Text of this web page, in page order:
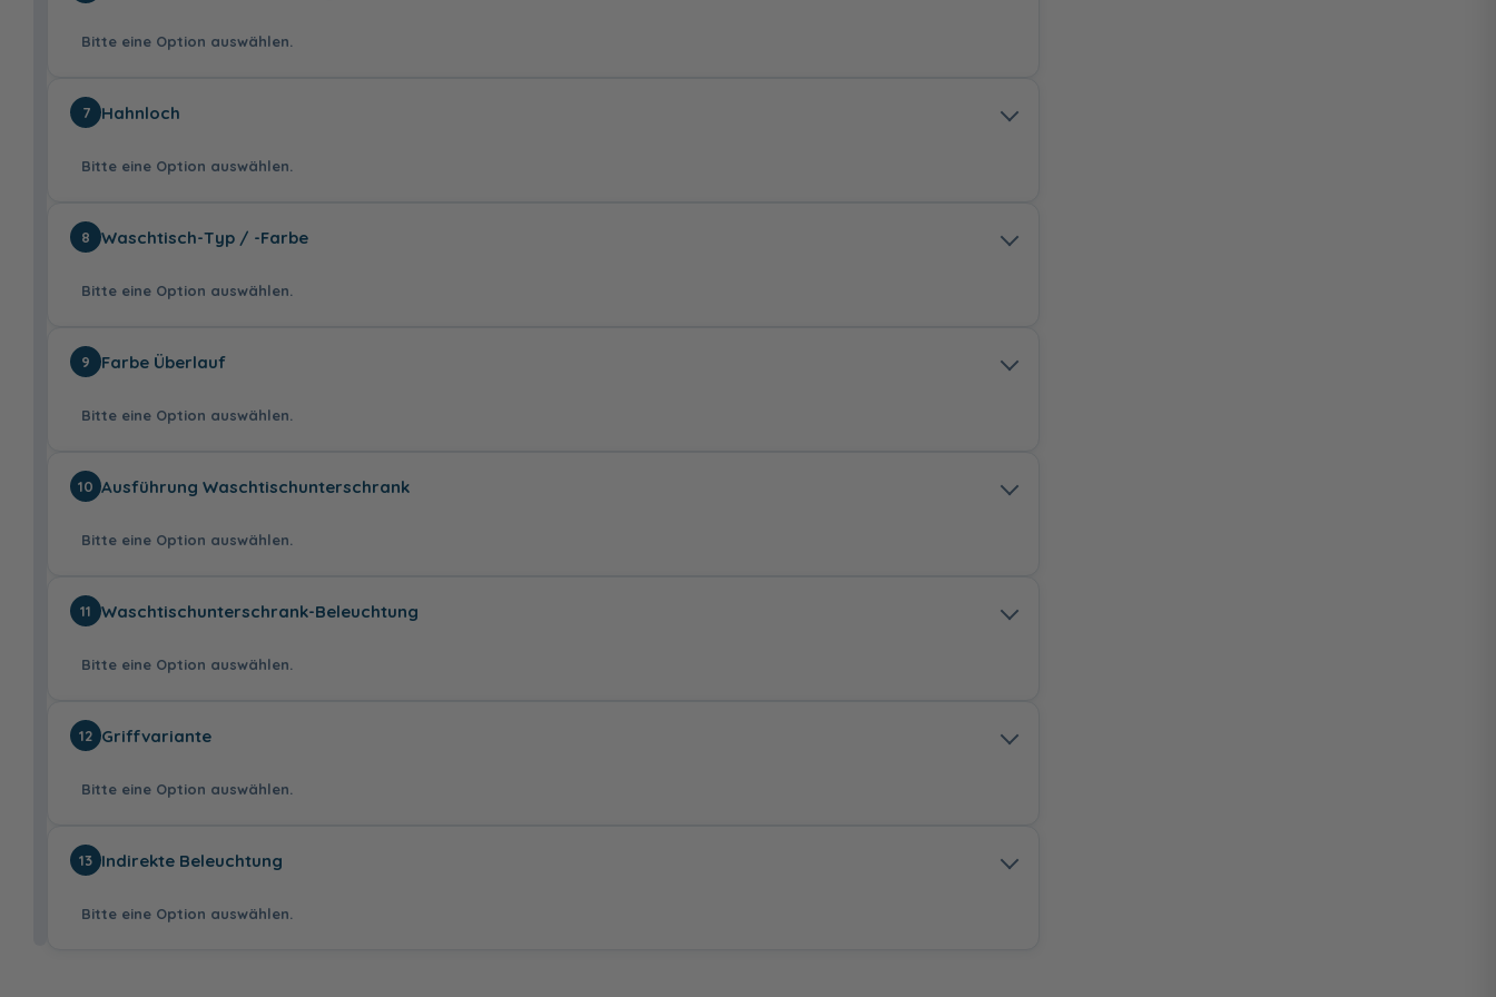
Chrom
Bitte eine Option auswählen.
ohne
2x LED, 12V, 2,8
Watt, Breite: 65
145,00 €
7 Hahnloch
Bitte eine Option auswählen.
mit
8 Waschtisch-Typ / -Farbe
Bitte eine Option auswählen.
Mineralmarmor-
Doppelwaschtisch,
Solid Surface
Doppelwaschtisch,
410,00 €
9 Farbe Überlauf
Bitte eine Option auswählen.
Chrom 2x Schwarz
10 Ausführung Waschtischunterschrank
Bitte eine Option auswählen.
Version Links
11 Waschtischunterschrank-Beleuchtung
Bitte eine Option auswählen.
ohne
2x LED, 12V, 13,44
Watt, 6250K, inkl.
236,00 €
12 Griffvariante
Bitte eine Option auswählen.
13 Indirekte Beleuchtung
Bitte eine Option auswählen.